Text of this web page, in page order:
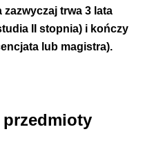
zazwyczaj trwa 3 lata
II stopnia) i kończy
lub magistra).